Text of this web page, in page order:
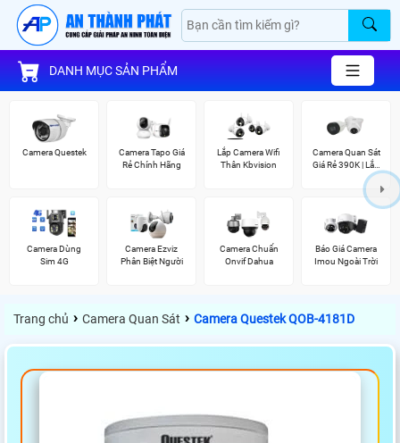
DANH MỤC SẢN PHẨM
Camera Questek
Camera Tapo Giá
Rẻ Chính Hãng
Lắp Camera Wifi
Thân Kbvision
Camera Quan Sát
Giá Rẻ 390K | Lắp
Đặt Tận Nơi
Camera Dùng
Sim 4G
Camera Ezviz
Phân Biệt Người
Camera Chuẩn
Onvif Dahua
Báo Giá Camera
Imou Ngoài Trời
Trang chủ › Camera Quan Sát › Camera Questek QOB-4181D